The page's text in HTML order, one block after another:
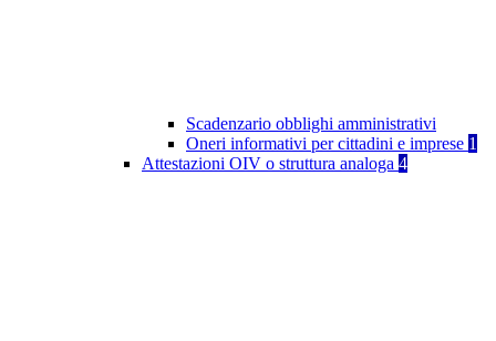
Scadenzario obblighi amministrativi
Oneri informativi per cittadini e imprese 1
Attestazioni OIV o struttura analoga 4